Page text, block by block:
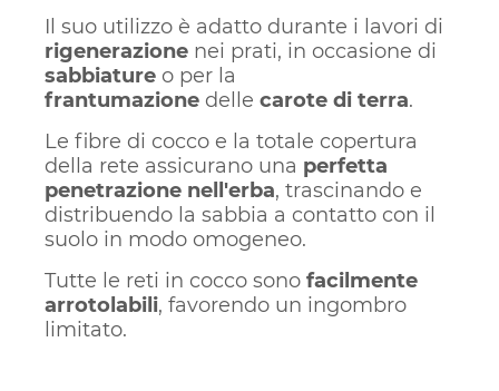
Il suo utilizzo è adatto durante i lavori di
rigenerazione nei prati, in occasione di
sabbiature o per la
frantumazione delle carote di terra.
Le fibre di cocco e la totale copertura
della rete assicurano una perfetta
penetrazione nell'erba, trascinando e
distribuendo la sabbia a contatto con il
suolo in modo omogeneo.
Tutte le reti in cocco sono facilmente
arrotolabili, favorendo un ingombro
limitato.